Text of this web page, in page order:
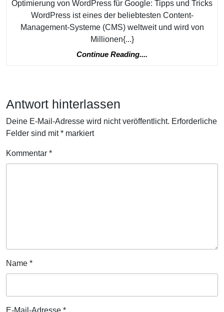
Optimierung von WordPress für Google: Tipps und Tricks
WordPress ist eines der beliebtesten Content-
Management-Systeme (CMS) weltweit und wird von
Millionen{...}
Continue Reading....
Antwort hinterlassen
Deine E-Mail-Adresse wird nicht veröffentlicht. Erforderliche
Felder sind mit* markiert
Kommentar *
Name *
E-Mail-Adresse *